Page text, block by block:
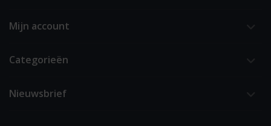
Mijn account
Categorieën
Nieuwsbrief